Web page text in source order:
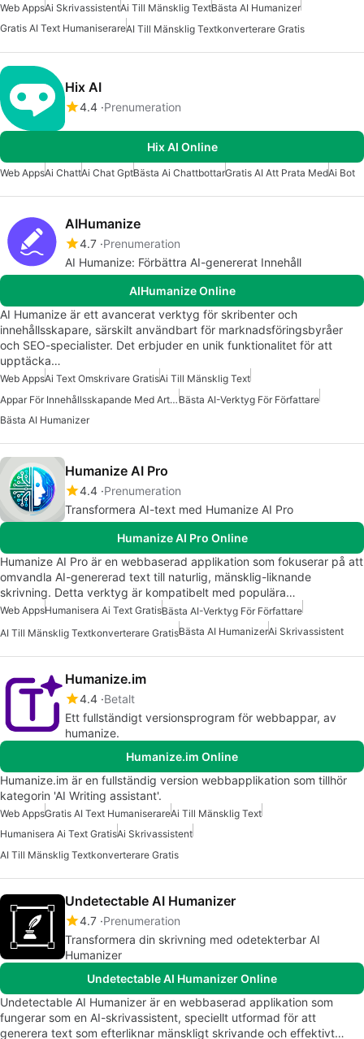
Web AppsAi SkrivassistentAi Till Mänsklig TextBästa AI Humanizer
Gratis AI Text HumaniserareAI Till Mänsklig Textkonverterare Gratis
Hix AI
4.4 Prenumeration
Hix AI Online
Web AppsAi ChattAi Chat GptBästa Ai ChattbottarGratis AI Att Prata MedAi Bot
AIHumanize
4.7 Prenumeration
AI Humanize: Förbättra AI-genererat Innehåll
AIHumanize Online
AI Humanize är ett avancerat verktyg för skribenter och
innehållsskapare, särskilt användbart för marknadsföringsbyråer
och SEO-specialister. Det erbjuder en unik funktionalitet för att
upptäcka…
Web AppsAi Text Omskrivare GratisAi Till Mänsklig Text
Appar För Innehållsskapande Med Artificiell IntelligensBästa AI-Verktyg För Författare
Bästa AI Humanizer
Humanize AI Pro
4.4 Prenumeration
Transformera AI-text med Humanize AI Pro
Humanize AI Pro Online
Humanize AI Pro är en webbaserad applikation som fokuserar på att
omvandla AI-genererad text till naturlig, mänsklig-liknande
skrivning. Detta verktyg är kompatibelt med populära…
Web AppsHumanisera Ai Text GratisBästa AI-Verktyg För Författare
AI Till Mänsklig Textkonverterare GratisBästa AI HumanizerAi Skrivassistent
Humanize.im
4.4 Betalt
Ett fullständigt versionsprogram för webbappar, av
humanize.
Humanize.im Online
Humanize.im är en fullständig version webbapplikation som tillhör
kategorin 'AI Writing assistant'.
Web AppsGratis AI Text HumaniserareAi Till Mänsklig Text
Humanisera Ai Text GratisAi Skrivassistent
AI Till Mänsklig Textkonverterare Gratis
Undetectable AI Humanizer
4.7 Prenumeration
Transformera din skrivning med odetekterbar AI
Humanizer
Undetectable AI Humanizer Online
Undetectable AI Humanizer är en webbaserad applikation som
fungerar som en AI-skrivassistent, speciellt utformad för att
generera text som efterliknar mänskligt skrivande och effektivt…